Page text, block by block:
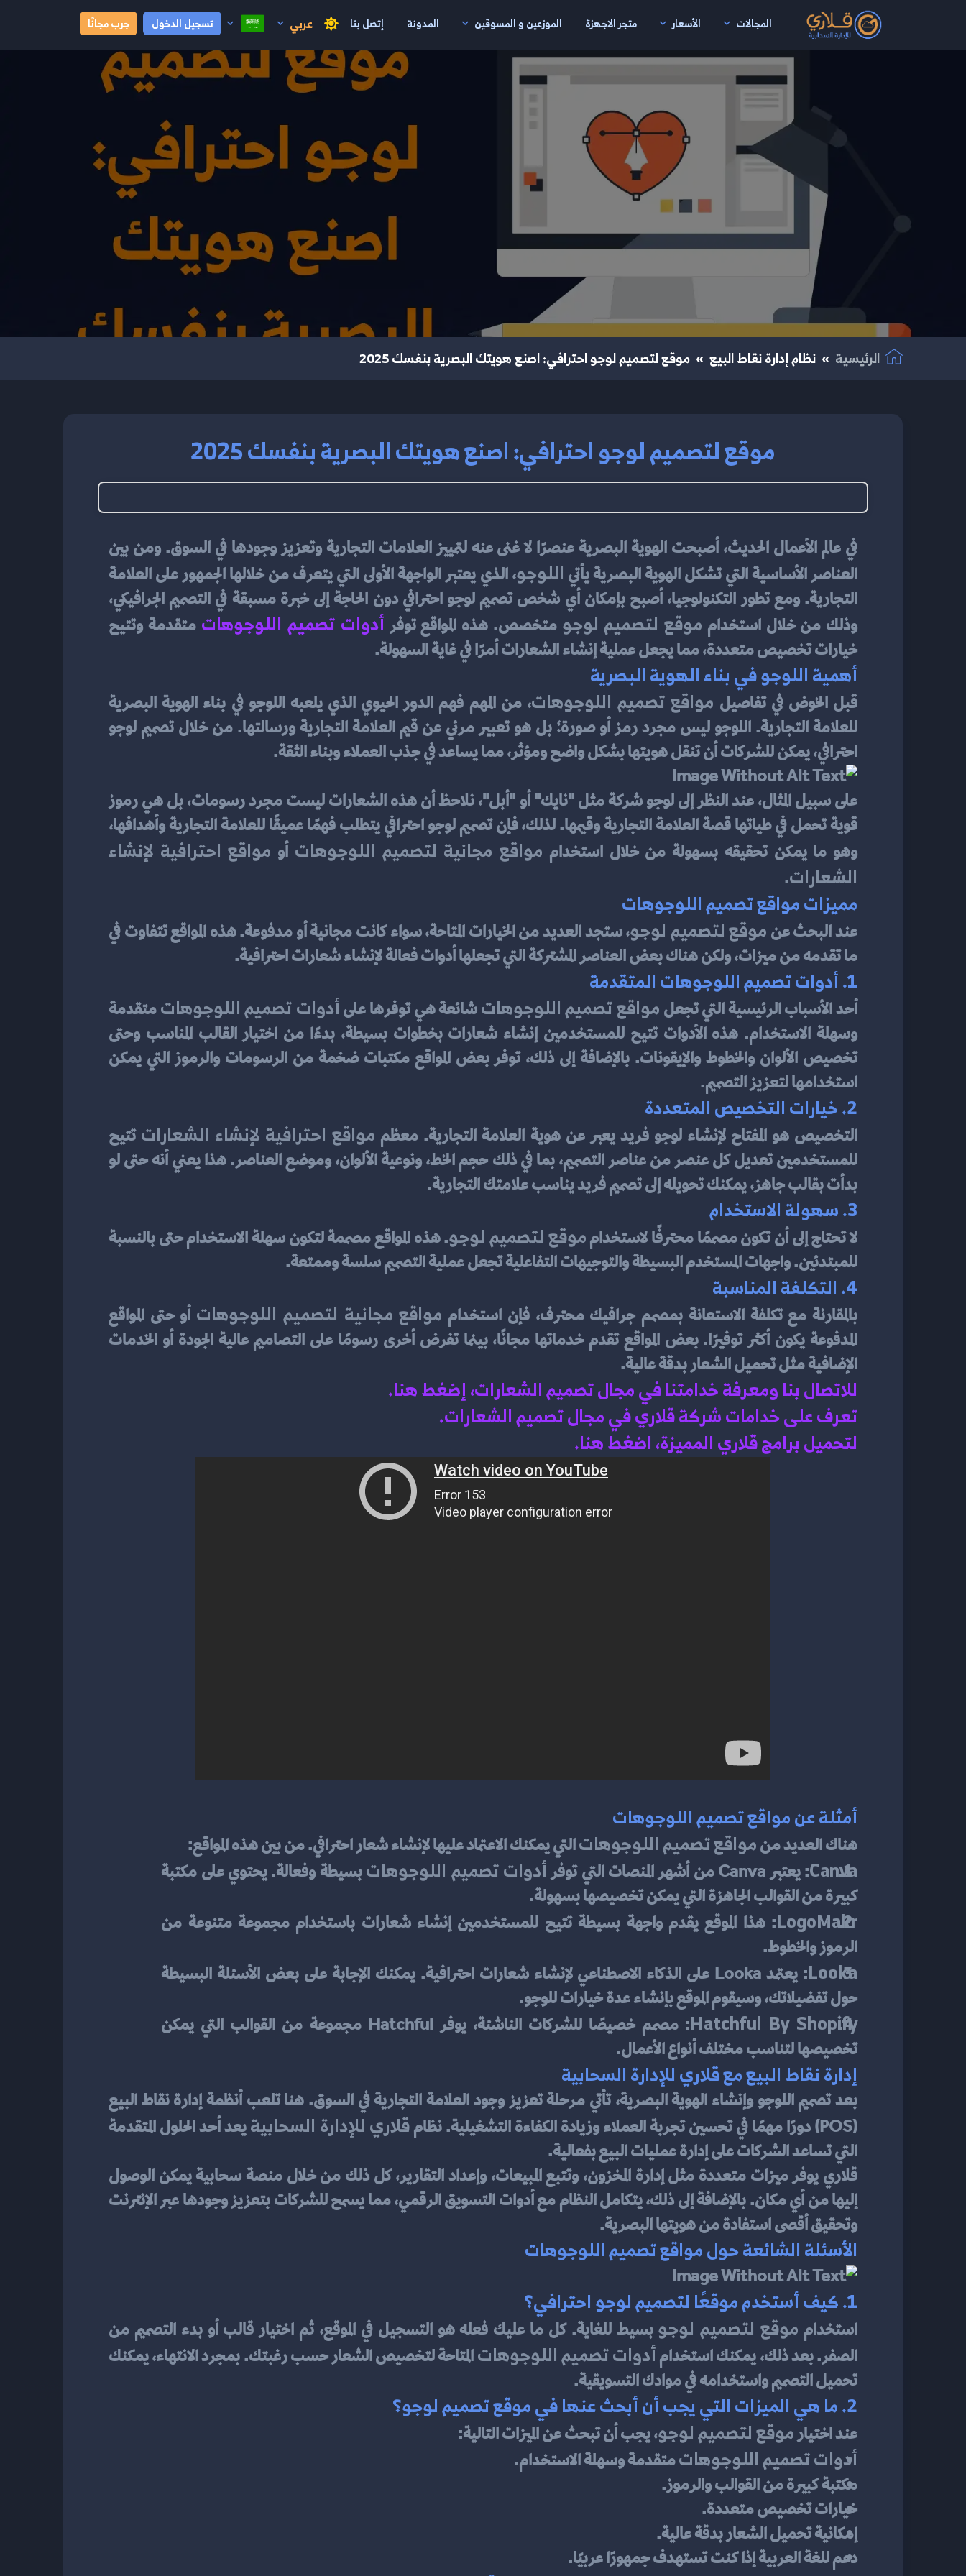
المجالات الأسعار متجر الاجهزة الموزعين و المسوقين المدونة إتصل بنا عربي تسجيل الدخول جرب مجانًا
الرئيسية نظام إدارة نقاط البيع موقع لتصميم لوجو احترافي: اصنع هويتك البصرية بنفسك 2025
موقع لتصميم لوجو احترافي: اصنع هويتك البصرية بنفسك 2025
العناصر الأساسية التي تشكل الهوية البصرية يأتي اللوجو
وذلك من خلال استخدام موقع لتصميم لوجو متخصص. هذه المواقع توفر أدوات تصميم اللوجوهات
خيارات تخصيص متعددة، مما يجعل عملية إنشاء الشعارات أمرًا في غاية السهولة.
أهمية اللوجو في بناء الهوية البصرية
قبل الخوض في تفاصيل مواقع تصميم اللوجوهات
احترافي، يمكن للشركات أن تنقل هويتها بشكل واضح ومؤثر، مما يساعد في جذب العملاء وبناء الثقة.
على سبيل المثال، عند النظر إلى لوجو شركة مثل "نايك" أو "أبل"، نلاحظ أن هذه الشعارات ليست مجرد رسومات، بل هي رموز
وهو ما يمكن تحقيقه بسهولة من خلال استخدام مواقع مجانية لتصميم اللوجوهات أو
الشعارات.
مميزات مواقع تصميم اللوجوهات
عند البحث عن موقع لتصميم لوجو
ما تقدمه من ميزات، ولكن هناك بعض العناصر المشتركة التي تجعلها أدوات فعالة لإنشاء شعارات احترافية.
1. أدوات تصميم اللوجوهات المتقدمة
أحد الأسباب الرئيسية التي تجعل مواقع تصميم اللوجوهات شائعة هي توفرها على أدوات تصميم اللوجوهات
استخدامها لتعزيز التصميم.
2. خيارات التخصيص المتعددة
التخصيص هو المفتاح لإنشاء لوجو فريد يعبر عن هوية العلامة التجارية. معظم مواقع احترافية لإنشاء الشعارات
بدأت بقالب جاهز، يمكنك تحويله إلى تصميم فريد يناسب علامتك التجارية.
3. سهولة الاستخدام
لا تحتاج إلى أن تكون مصممًا محترفًا لاستخدام موقع لتصميم لوجو
للمبتدئين. واجهات المستخدم البسيطة والتوجيهات التفاعلية تجعل عملية التصميم سلسة وممتعة.
4. التكلفة المناسبة
بالمقارنة مع تكلفة الاستعانة بمصمم جرافيك محترف، فإن استخدام مواقع مجانية لتصميم اللوجوهات
الإضافية مثل تحميل الشعار بدقة عالية.
للاتصال بنا ومعرفة خدامتنا في مجال تصميم الشعارات، إضغط هنا.
تعرف على خدامات شركة قلاري في مجال تصميم الشعارات.
لتحميل برامج قلاري المميزة، اضغط هنا.
أمثلة عن مواقع تصميم اللوجوهات
هناك العديد من مواقع تصميم اللوجوهات التي يمكنك الاعتماد عليها لإنشاء شعار احترافي. من بين هذه المواقع:
Canva: يعتبر Canva من أشهر المنصات التي توفر أدوات تصميم اللوجوهات
كبيرة من القوالب الجاهزة التي يمكن تخصيصها بسهولة.
LogoMakr
الرموز والخطوط.
Looka
حول تفضيلاتك، وسيقوم الموقع بإنشاء عدة خيارات للوجو.
Hatchful By Shopify
تخصيصها لتناسب مختلف أنواع الأعمال.
إدارة نقاط البيع مع قلاري للإدارة السحابية
(POS) دورًا مهمًا في تحسين تجربة العملاء وزيادة الكفاءة التشغيلية. نظام قلاري للإدارة السحابية
التي تساعد الشركات على إدارة عمليات البيع بفعالية.
وتحقيق أقصى استفادة من هويتها البصرية.
الأسئلة الشائعة حول مواقع تصميم اللوجوهات
1. كيف أستخدم موقعًا لتصميم لوجو احترافي؟
استخدام موقع لتصميم لوجو
الصفر. بعد ذلك، يمكنك استخدام أدوات تصميم اللوجوهات
تحميل التصميم واستخدامه في موادك التسويقية.
2. ما هي الميزات التي يجب أن أبحث عنها في موقع تصميم لوجو؟
عند اختيار موقع لتصميم لوجو، يجب أن تبحث عن الميزات التالية:
أدوات تصميم اللوجوهات متقدمة وسهلة الاستخدام.
مكتبة كبيرة من القوالب والرموز.
خيارات تخصيص متعددة.
إمكانية تحميل الشعار بدقة عالية.
دعم للغة العربية إذا كنت تستهدف جمهورًا عربيًا.